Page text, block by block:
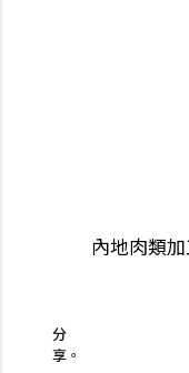
內地肉類
分
享。